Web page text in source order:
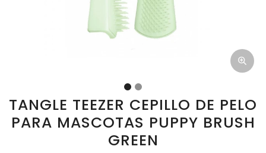
TANGLE TEEZER CEPILLO DE PELO
PARA MASCOTAS PUPPY BRUSH
GREEN